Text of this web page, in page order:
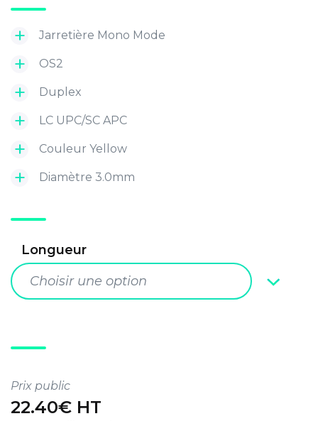
Jarretière Mono Mode
OS2
Duplex
LC UPC/SC APC
Couleur Yellow
Diamètre 3.0mm
Longueur
Choisir une option
Prix public
22.40€ HT